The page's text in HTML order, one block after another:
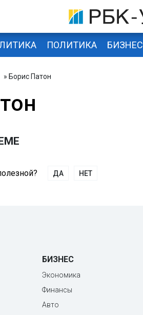
ПОЛИТИКА БИЗНЕС
» Борис Патон
ДА НЕТ
БИЗНЕС
Экономика
Финансы
Авто